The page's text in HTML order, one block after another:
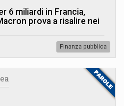
6 miliardi in Francia,
prova a risalire nei
Finanza pubblica